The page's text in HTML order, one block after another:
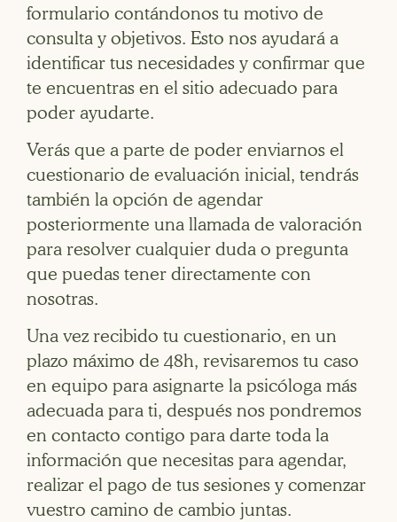
formulario contándonos tu motivo de
consulta y objetivos. Esto nos ayudará a
identificar tus necesidades y confirmar que
te encuentras en el sitio adecuado para
poder ayudarte.
Verás que a parte de poder enviarnos el
cuestionario de evaluación inicial, tendrás
también la opción de agendar
posteriormente una llamada de valoración
para resolver cualquier duda o pregunta
que puedas tener directamente con
nosotras.
Una vez recibido tu cuestionario, en un
plazo máximo de 48h, revisaremos tu caso
en equipo para asignarte la psicóloga más
adecuada para ti, después nos pondremos
en contacto contigo para darte toda la
información que necesitas para agendar,
realizar el pago de tus sesiones y comenzar
vuestro camino de cambio juntas.